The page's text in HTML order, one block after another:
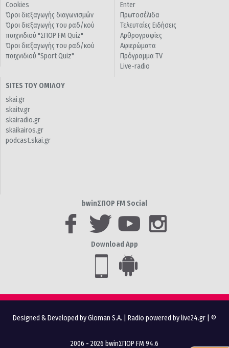
Cookies
Όροι διεξαγωγής διαγωνισμών
Όροι διεξαγωγής του ραδ/κού
παιχνιδιού "ΣΠΟΡ FM Quiz"
Όροι διεξαγωγής του ραδ/κού
παιχνιδιού "Sport Quiz"
Enter
Πρωτοσέλιδα
Τελευταίες Ειδήσεις
Αρθρογραφίες
Αφιερώματα
Πρόγραμμα TV
Live-radio
SITES ΤΟΥ ΟΜΙΛΟΥ
skai.gr
skaitv.gr
skairadio.gr
skaikairos.gr
podcast.skai.gr
bwinΣΠΟΡ FM Social
Download App
Designed & Developed by Gloman S.A. Radio powered by live24.gr | ©
2006 - 2026 bwinΣΠΟΡ FM 94.6